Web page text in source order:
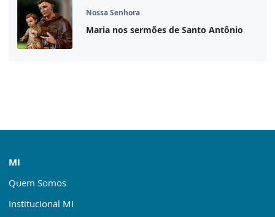
Nossa Senhora
Maria nos sermões de Santo Antônio
MI
Quem Somos
Institucional MI